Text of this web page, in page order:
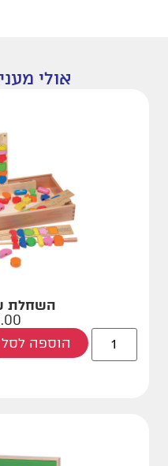
אולי
השחלת
הוספה לסל